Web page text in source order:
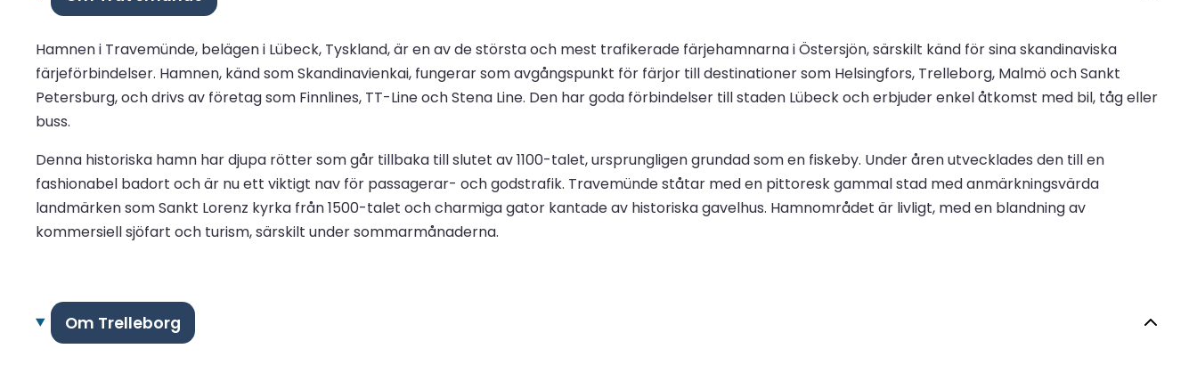
Hamnen i Travemünde, belägen i Lübeck, Tyskland, är en av de största och mest trafikerade färjehamnarna i Östersjön, särskilt känd för sina skandinaviska
färjeförbindelser. Hamnen, känd som Skandinavienkai, fungerar som avgångspunkt för färjor till destinationer som Helsingfors, Trelleborg, Malmö och Sankt
Petersburg, och drivs av företag som Finnlines, TT-Line och Stena Line. Den har goda förbindelser till staden Lübeck och erbjuder enkel åtkomst med bil, tåg eller
buss.
Denna historiska hamn har djupa rötter som går tillbaka till slutet av 1100-talet, ursprungligen grundad som en fiskeby. Under åren utvecklades den till en
fashionabel badort och är nu ett viktigt nav för passagerar- och godstrafik. Travemünde ståtar med en pittoresk gammal stad med anmärkningsvärda
landmärken som Sankt Lorenz kyrka från 1500-talet och charmiga gator kantade av historiska gavelhus. Hamnområdet är livligt, med en blandning av
kommersiell sjöfart och turism, särskilt under sommarmånaderna.
Om Trelleborg